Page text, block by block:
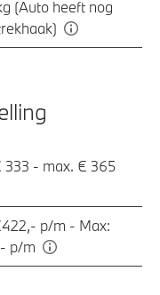
(Auto heeft nog
333 - max. € 365
p/m - Max:
p/m